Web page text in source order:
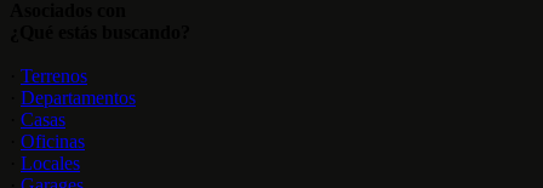
Terrenos
Departamentos
Casas
Oficinas
Locales